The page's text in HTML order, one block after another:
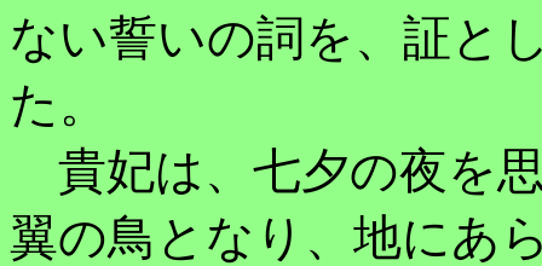
ない誓いの詞を、証と
た。
貴妃は、七夕の夜を
翼の鳥となり、地にあ